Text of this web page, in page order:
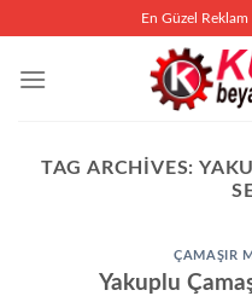
En Güzel
TAG ARCHIVES:
ÇAMAŞIR
Yakuplu